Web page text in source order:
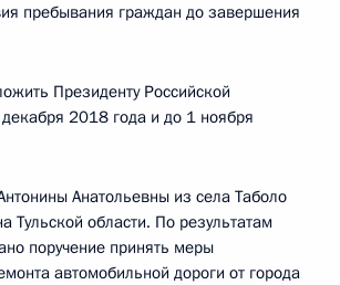
пребывания граждан до завершения
Президенту Российской
2018 года и до 1 ноября
Анатольевны из села Таболо
Тульской области. По результатам
поручение принять меры
автомобильной дороги от города